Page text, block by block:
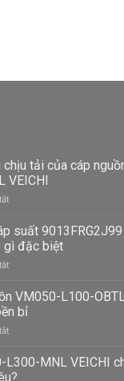
tải của cáp
VEICHI
ở
giá
khả
năng
chịu
của
cáp
VM400-
MNL
VEICHI
suất 9013FRG2J99
gì đặc biệt
ở
kế
công
tắc
áp
9013FRG2J99
Telemecanique
VM050-L100-
bỉ
ở
dụng
các
L300-MNL VEICHI